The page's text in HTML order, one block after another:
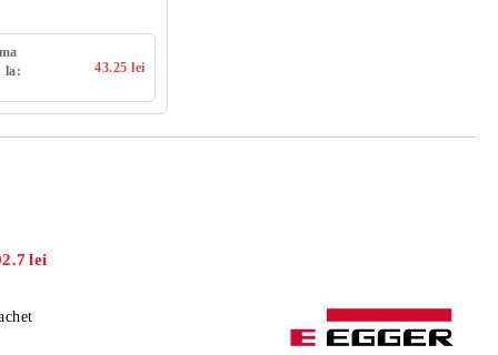
la:
43.25 lei
lei